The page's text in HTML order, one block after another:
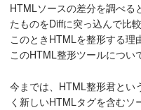
HTMLソースの差分を調べる
たものをDiffに突っ込んで比較
このときHTMLを整形する理
このHTML整形ツールについ
今までは、HTML整形君とい
く新しいHTMLタグを含むソ